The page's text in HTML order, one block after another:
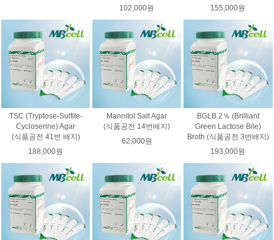
102,000원
155,000원
TSC (Tryptose-Sulfite-
Cycloserine) Agar
(식품공전 41번 배지)
188,000원
Mannitol Salt Agar
(식품공전 14번배지)
62,000원
BGLB 2％ (Brilliant
Green Lactose Bile)
Broth (식품공전 3번배지)
193,000원